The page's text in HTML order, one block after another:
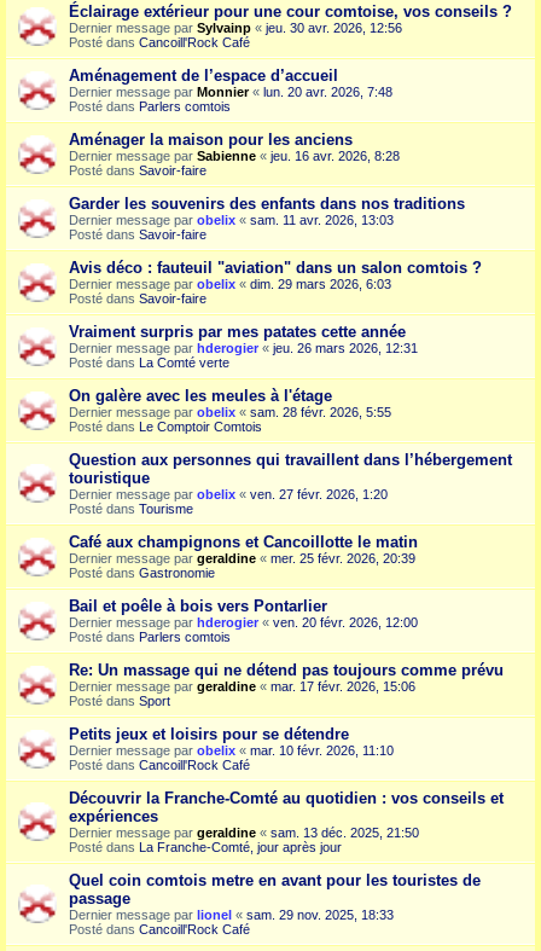
Éclairage extérieur pour une cour comtoise, vos conseils ?
Dernier message par Sylvainp « jeu. 30 avr. 2026, 12:56
Posté dans Cancoill'Rock Café
Aménagement de l’espace d’accueil
Dernier message par Monnier« lun. 20 avr. 2026, 7:48
Posté dans Parlers comtois
Aménager la maison pour les anciens
Dernier message par Sabienne « jeu. 16 avr. 2026, 8:28
Posté dans Savoir-faire
Garder les souvenirs des enfants dans nos traditions
Dernier message par obelix « sam. 11 avr. 2026, 13:03
Posté dans Savoir-faire
Avis déco : fauteuil "aviation" dans un salon comtois ?
Dernier message par obelix « dim. 29 mars 2026, 6:03
Posté dans Savoir-faire
Vraiment surpris par mes patates cette année
Dernier message par hderogier « jeu. 26 mars 2026, 12:31
Posté dans La Comté verte
On galère avec les meules à l'étage
Dernier message par obelix « sam. 28 févr. 2026, 5:55
Posté dans Le Comptoir Comtois
Question aux personnes qui travaillent dans l’hébergement
touristique
Dernier message par obelix « ven. 27 févr. 2026, 1:20
Posté dans Tourisme
Café aux champignons et Cancoillotte le matin
Dernier message par geraldine « mer. 25 févr. 2026, 20:39
Posté dans Gastronomie
Bail et poêle à bois vers Pontarlier
Dernier message par hderogier « ven. 20 févr. 2026, 12:00
Posté dans Parlers comtois
Re: Un massage qui ne détend pas toujours comme prévu
Dernier message par geraldine « mar. 17 févr. 2026, 15:06
Posté dans Sport
Petits jeux et loisirs pour se détendre
Dernier message par obelix « mar. 10 févr. 2026, 11:10
Posté dans Cancoill'Rock Café
Découvrir la Franche-Comté au quotidien : vos conseils et
expériences
Dernier message par geraldine « sam. 13 déc. 2025, 21:50
Posté dans La Franche-Comté, jour après jour
Quel coin comtois metre en avant pour les touristes de
passage
Dernier message par lionel « sam. 29 nov. 2025, 18:33
Posté dans Cancoill'Rock Café